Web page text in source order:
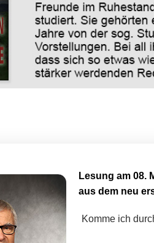
Lesung am 08.
aus dem neu
Komme ich